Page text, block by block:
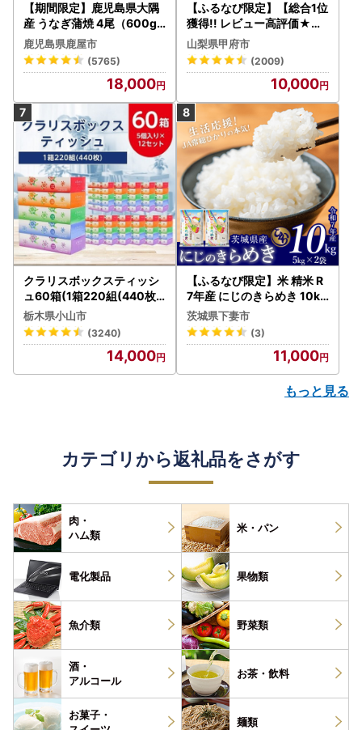
【期間限定】鹿児島県大隅
産 うなぎ蒲焼 4尾（600g
） KN007-004-04-cp18
うなぎ 鰻 魚 惣菜 総菜
鹿児島県鹿屋市
(5765)
18,000
【ふるなび限定】【総合1位
獲得!! レビュー高評価★】
〈2026年度配送分〉山梨
県産 シャインマスカット 2
～3房（1.0kg以上）シャイ
ン フルーツ FN-Limited-S
P
山梨県甲府市
(2009)
10,000
クラリスボックスティッシ
ュ60箱(1箱220組(440枚))
(5個入り×12セット)【配送
不可地域：離島・沖縄県】
【1256759】
栃木県小山市
(3240)
14,000
【ふるなび限定】米 精米 R
7年産 にじのきらめき 10kg
10月 FN-Limited-PR
茨城県下妻市
(3)
11,000
もっと見る
カテゴリから返礼品をさがす
肉・
ハム類
米・パン
電化製品 果物類
魚介類 野菜類
酒・
アルコール
お茶・ 飲料
お菓子・
麺類